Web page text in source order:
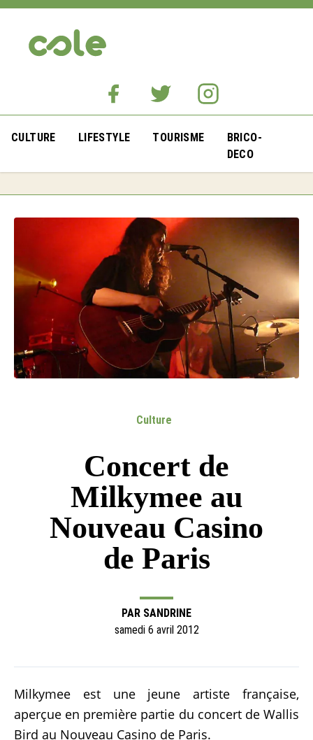
CULTURE LIFESTYLE TOURISME
BRICO-
DECO
Culture
Concert de
Milkymee au
Nouveau Casino
de Paris
PAR SANDRINE
samedi 6 avril 2012
Milkymee est une jeune artiste française,
aperçue en première partie du concert de Wallis
Bird au Nouveau Casino de Paris.